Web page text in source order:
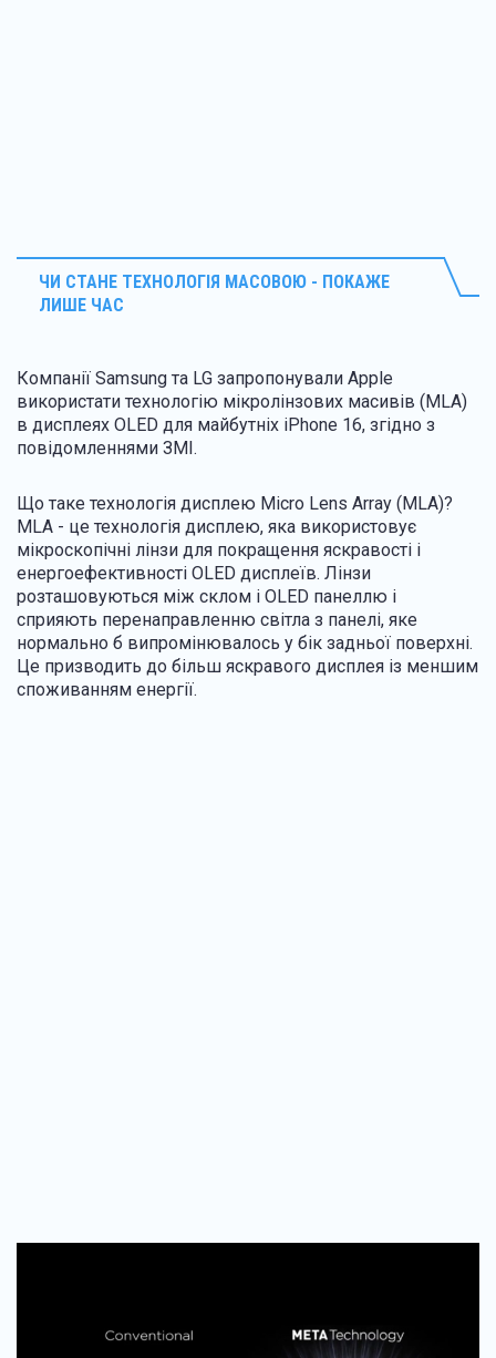
ЧИ СТАНЕ ТЕХНОЛОГІЯ МАСОВОЮ - ПОКАЖЕ
ЛИШЕ ЧАС
Компанії Samsung та LG запропонували Apple
використати технологію мікролінзових масивів (MLA)
в дисплеях OLED для майбутніх iPhone 16, згідно з
повідомленнями ЗМІ.
Що таке технологія дисплею Micro Lens Array (MLA)?
MLA - це технологія дисплею, яка використовує
мікроскопічні лінзи для покращення яскравості і
енергоефективності OLED дисплеїв. Лінзи
розташовуються між склом і OLED панеллю і
сприяють перенаправленню світла з панелі, яке
нормально б випромінювалось у бік задньої поверхні.
Це призводить до більш яскравого дисплея із меншим
споживанням енергії.